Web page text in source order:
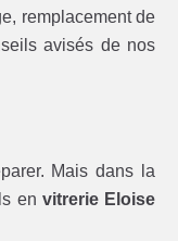
remplacement de
avisés de nos
Mais dans la
en vitrerie Eloise